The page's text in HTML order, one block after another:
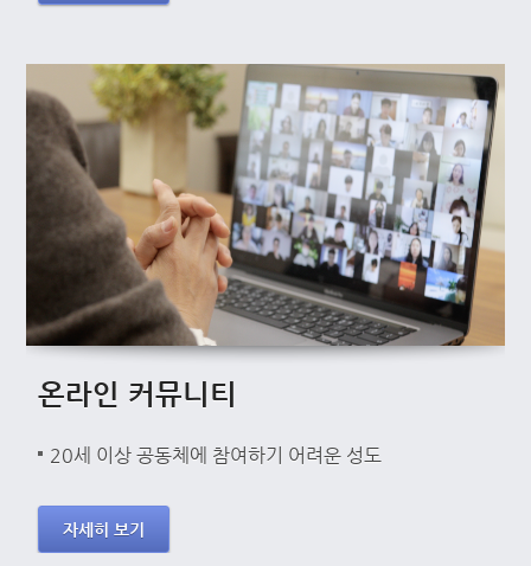
온라인 커뮤니티
20세 이상 공동체에 참여하기 어려운 성도
자세히 보기